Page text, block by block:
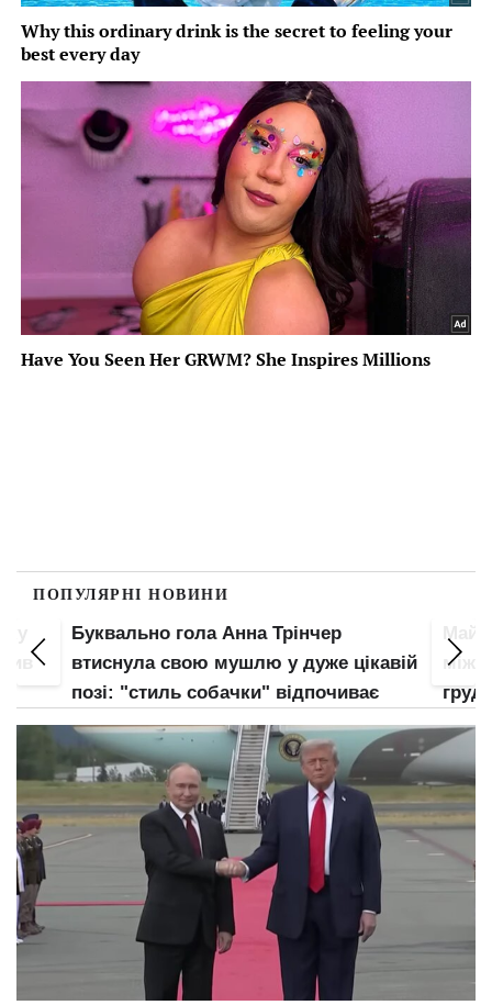
ПОПУЛЯРНІ НОВИНИ
Буквально гола Анна Трінчер
втиснула свою мушлю у дуже цікавій
позі: "стиль собачки" відпочиває
між